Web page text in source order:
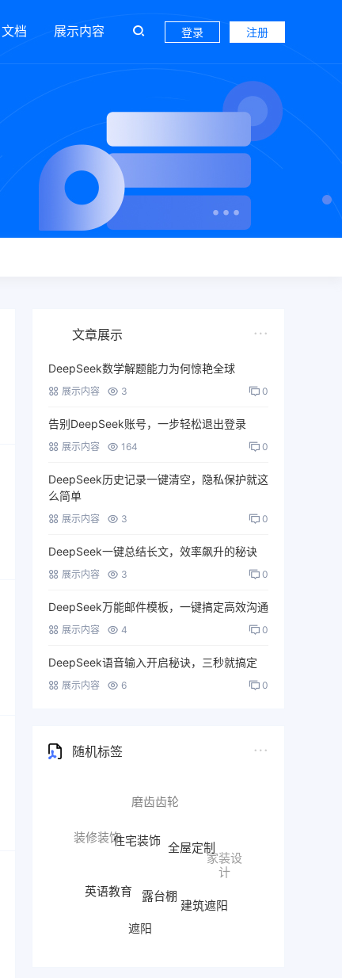
文档 展示内容 登录 注册
文章展示
DeepSeek数学解题能力为何惊艳全球
展示内容 3 0
告别DeepSeek账号，一步轻松退出登录
展示内容 164 0
DeepSeek历史记录一键清空，隐私保护就这
么简单
展示内容 3 0
DeepSeek一键总结长文，效率飙升的秘诀
展示内容 3 0
DeepSeek万能邮件模板，一键搞定高效沟通
展示内容 4 0
DeepSeek语音输入开启秘诀，三秒就搞定
展示内容 6 0
随机标签
装修装饰
家装设
计
英语培训
雨棚
遮阳